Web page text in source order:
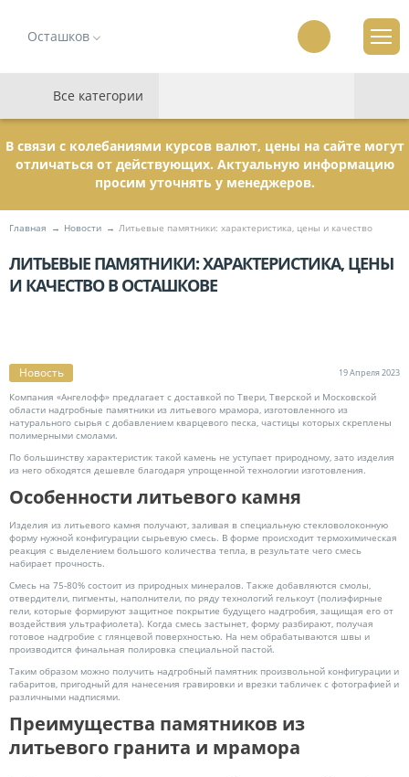
Осташков
Все категории
В связи с колебаниями курсов валют, цены на сайте могут
отличаться от действующих. Актуальную информацию
просим уточнять у менеджеров.
Главная Новости Литьевые памятники: характеристика, цены и качество
ЛИТЬЕВЫЕ ПАМЯТНИКИ: ХАРАКТЕРИСТИКА, ЦЕНЫ
И КАЧЕСТВО В ОСТАШКОВЕ
Новость 19Апреля2023
Компания «Ангелофф» предлагает с доставкой по Твери, Тверской и Московской
области надгробные памятники из литьевого мрамора, изготовленного из
натурального сырья с добавлением кварцевого песка, частицы которых скреплены
полимерными смолами.
По большинству характеристик такой камень не уступает природному, зато изделия
из него обходятся дешевле благодаря упрощенной технологии изготовления.
Особенности литьевого камня
Изделия из литьевого камня получают, заливая в специальную стекловолоконную
форму нужной конфигурации сырьевую смесь. В форме происходит термохимическая
реакция с выделением большого количества тепла, в результате чего смесь
набирает прочность.
Смесь на 75-80% состоит из природных минералов. Также добавляются смолы,
отвердители, пигменты, наполнители, по ряду технологий гелькоут (полиэфирные
гели, которые формируют защитное покрытие будущего надгробия, защищая его от
воздействия ультрафиолета). Когда смесь застынет, форму разбирают, получая
готовое надгробие с глянцевой поверхностью. На нем обрабатываются швы и
производится финальная полировка специальной пастой.
Таким образом можно получить надгробный памятник произвольной конфигурации и
габаритов, пригодный для нанесения гравировки и врезки табличек с фотографией и
различными надписями.
Преимущества памятников из
литьевого гранита и мрамора